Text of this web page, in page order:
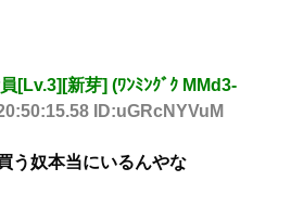
[Lv.3][新芽] (ﾜﾝﾐﾝｸﾞｸ MMd3-
ID:uGRcNYVuM
う奴本当にいるんやな